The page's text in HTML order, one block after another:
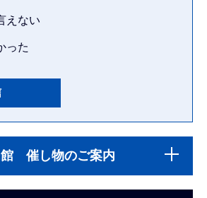
えない
った
館 催し物のご案内